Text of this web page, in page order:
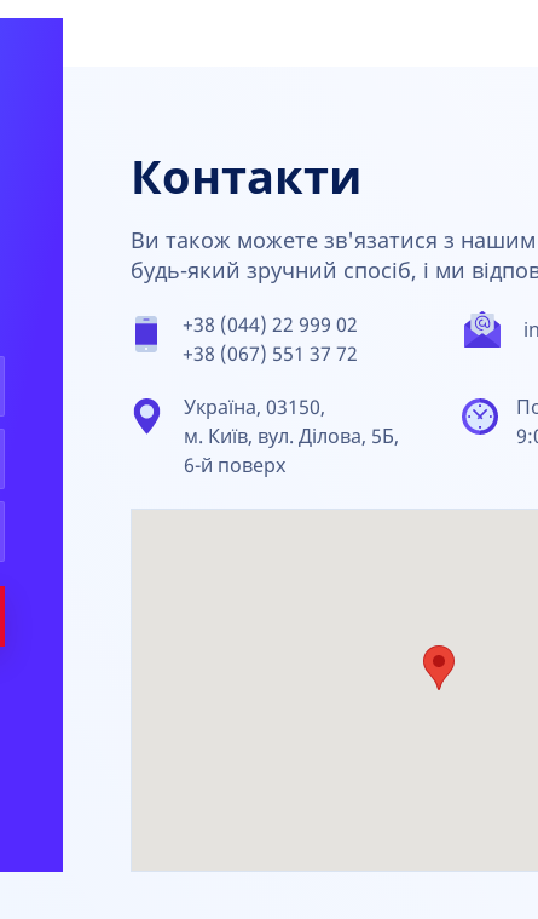
Контакти
Ви також можете зв'язатися з нашим
будь-який зручний спосіб, і ми
+38 (044) 22 999 02
+38 (067) 551 37 72
Україна, 03150,
м. Київ, вул. Ділова, 5Б,
6-й поверх